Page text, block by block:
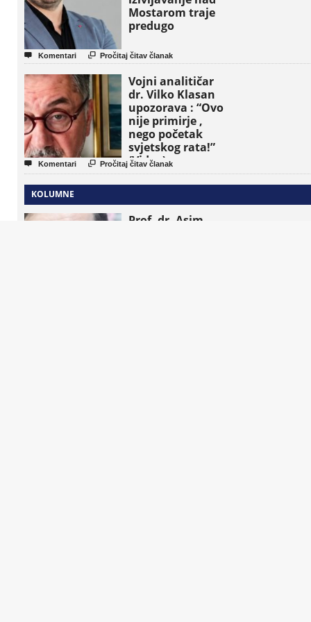
Mostarom traje
predugo
 Komentari  Pročitaj čitav članak
Vojni analitičar
dr. Vilko Klasan
upozorava : “Ovo
nije primirje ,
nego početak
svjetskog rata!”
(Video)
 Komentari  Pročitaj čitav članak
KOLUMNE
Prof. dr. Asim